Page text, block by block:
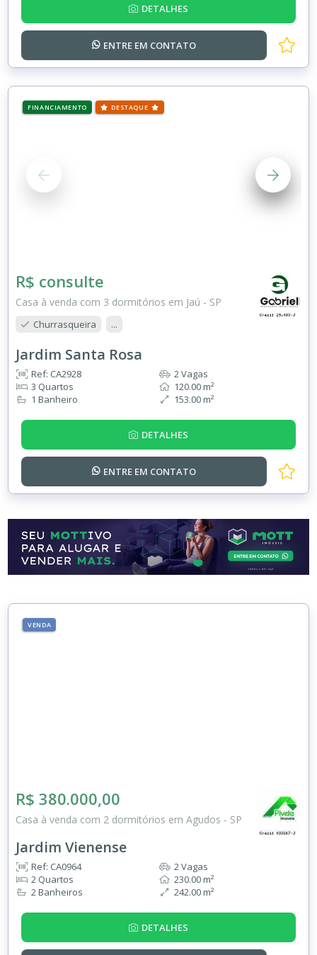
DETALHES
ENTRE EM CONTATO
FINANCIAMENTO DESTAQUE
R$ consulte
Casa à venda com 3 dormitórios em Jaú - SP
Churrasqueira ...
Jardim Santa Rosa
Ref: CA2928
3 Quartos
1 Banheiro
2 Vagas
120.00 m²
153.00 m²
DETALHES
ENTRE EM CONTATO
VENDA
R$ 380.000,00
Casa à venda com 2 dormitórios em Agudos - SP
Jardim Vienense
Ref: CA0964
2 Quartos
2 Banheiros
2 Vagas
230.00 m²
242.00 m²
DETALHES